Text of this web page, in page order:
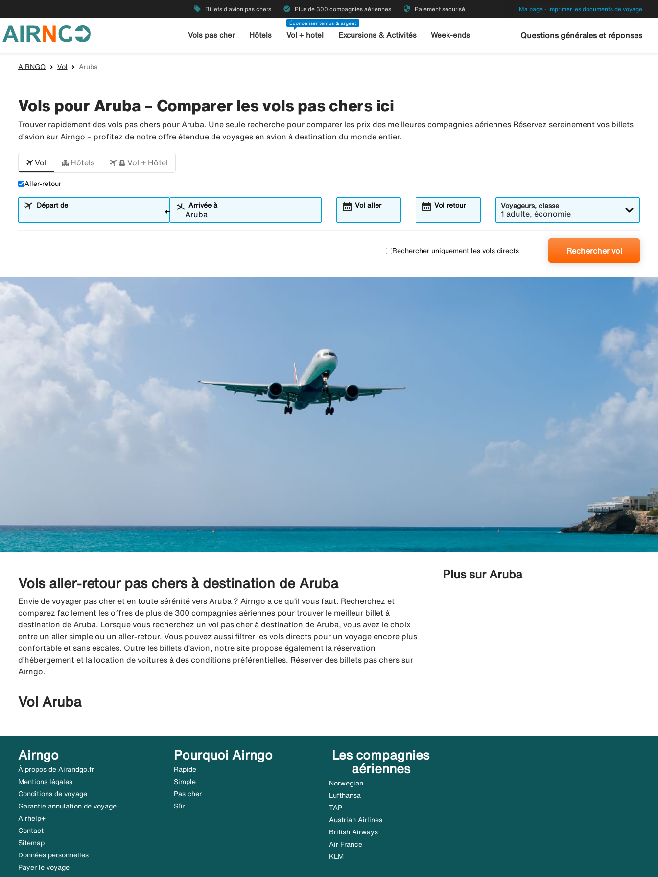
local_offer Billets d'avion pas chers check_circle Plus de 300 compagnies aériennes security Paiement sécurisé Ma page - imprimer les documents de voyage
Vols pas cher Hôtels
Économiser temps & argent
Vol + hotel Excursions & Activités Week-ends Questions générales et réponses
AIRNGO Vol Aruba
Vols pour Aruba – Comparer les vols pas chers ici
Trouver rapidement des vols pas chers pour Aruba. Une seule recherche pour comparer les prix des meilleures compagnies aériennes Réservez sereinement vos billets
d’avion sur Airngo – profitez de notre offre étendue de voyages en avion à destination du monde entier.
Vol Hôtels Vol + Hôtel
Aller-retour
Départ de sync_alt Arrivée à Vol aller
calendar_month Vol retour
calendar_month Voyageurs, classe
1 adulte, économie
Rechercher uniquement les vols directs Rechercher vol
Vols aller-retour pas chers à destination de Aruba
Envie de voyager pas cher et en toute sérénité vers Aruba ? Airngo a ce qu’il vous faut. Recherchez et
comparez facilement les offres de plus de 300 compagnies aériennes pour trouver le meilleur billet à
destination de Aruba. Lorsque vous recherchez un vol pas cher à destination de Aruba, vous avez le choix
entre un aller simple ou un aller-retour. Vous pouvez aussi filtrer les vols directs pour un voyage encore plus
confortable et sans escales. Outre les billets d’avion, notre site propose également la réservation
d’hébergement et la location de voitures à des conditions préférentielles. Réserver des billets pas chers sur
Airngo.
Plus sur Aruba
Vol Aruba
Airngo
À propos de Airandgo.fr
Mentions légales
Conditions de voyage
Garantie annulation de voyage
Airhelp+
Contact
Sitemap
Données personnelles
Payer le voyage
Pourquoi Airngo
Rapide
Simple
Pas cher
Sûr
Les compagnies
aériennes
Norwegian
Lufthansa
TAP
Austrian Airlines
British Airways
Air France
KLM